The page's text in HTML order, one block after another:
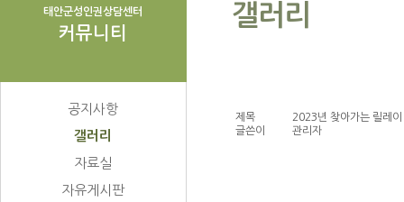
태안군성인권상담센터
커뮤니티
공지사항
갤러리
자료실
자유게시판
갤러리
제목
2023년 찾아가는 릴레
글쓴이
관리자